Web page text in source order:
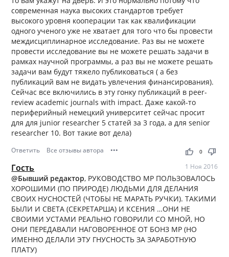
современная наука высоких стандартов требует
высокого уровня кооперации так как квалификации
одного ученого уже не хватает для того что бы провести
междисциплинарное исследование. Раз вы не можете
провести исследование вы не можете решать задачи в
рамках научной программы, а раз вы не можете решать
задачи вам будут тяжело публиковаться ( а без
публикаций вам не видать увлечения финансирования).
Сейчас все включились в эту гонку публикаций в peer-
review academic journals with impact. Даже какой-то
периферийный немецкий университет сейчас просит
для для junior researcher 5 статей за 3 года, а для senior
researcher 10. Вот такие вот дела)
Ответить Все отзывы автора ••• thumb_up thumb_down
0
Гость 1 Ноя 2016
@Бывший редактор, РУКОВОДСТВО МР ПОЛЬЗОВАЛОСЬ
ХОРОШИМИ (ПО ПРИРОДЕ) ЛЮДЬМИ ДЛЯ ДЕЛАНИЯ
СВОИХ НУСНОСТЕЙ (ЧТОБЫ НЕ МАРАТЬ РУЧКИ). ТАКИМИ
БЫЛИ И СВЕТА (СЕКРЕТАРША) И КСЕНИЯ …ОНИ НЕ
СВОИМИ УСТАМИ РЕАЛЬНО ГОВОРИЛИ СО МНОЙ, НО
ОНИ ПЕРЕДАВАЛИ НАГОВОРЕННОЕ ОТ БОНЗ МР (НО
ИМЕННО ДЕЛАЛИ ЭТУ ГНУСНОСТЬ ЗА ЗАРАБОТНУЮ
ПЛАТУ)